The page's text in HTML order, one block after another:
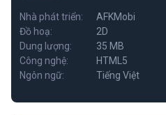
Chơi ngay
Nhà phát triển:
AFKMobi
Đồ hoạ:
2D
Dung lượng:
35 MB
Công nghệ:
HTML5
Ngôn ngữ:
Tiếng Việt